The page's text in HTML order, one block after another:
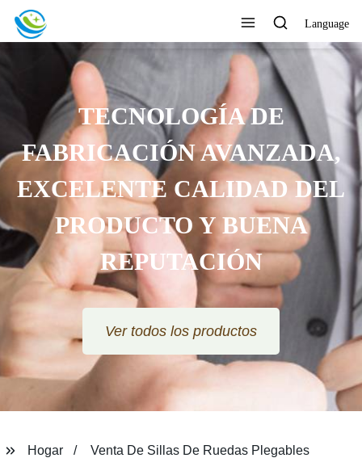
Language
TECNOLOGÍA DE
FABRICACIÓN AVANZADA,
EXCELENTE CALIDAD DEL
PRODUCTO Y BUENA
REPUTACIÓN
Ver todos los productos
Hogar Venta De Sillas De Ruedas Plegables